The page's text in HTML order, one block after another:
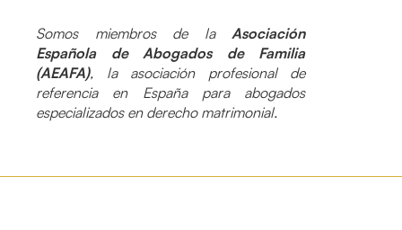
Somos miembros de la Asociación
Española de Abogados de Familia
(AEAFA), la asociación profesional de
referencia en España para abogados
especializados en derecho matrimonial.